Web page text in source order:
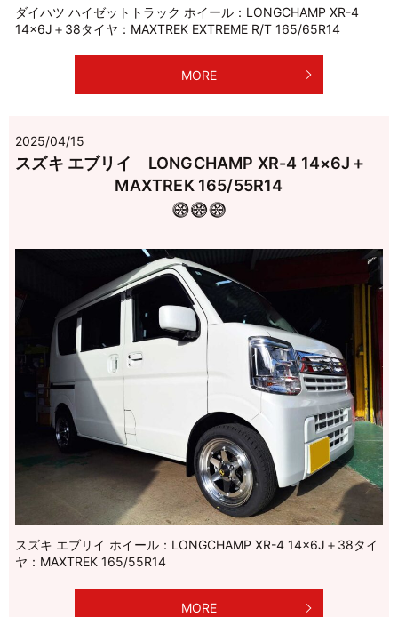
ダイハツ ハイゼットトラック ホイール：LONGCHAMP XR-4
14×6J＋38タイヤ：MAXTREK EXTREME R/T 165/65R14
MORE
2025/04/15
スズキ エブリイ LONGCHAMP XR-4 14×6J＋
MAXTREK 165/55R14
スズキ エブリイ ホイール：LONGCHAMP XR-4 14×6J＋38タイ
ヤ：MAXTREK 165/55R14
MORE